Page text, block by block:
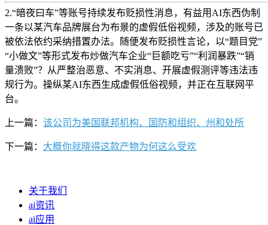
2.“暗夜曰车”等账号持续发布贬损性消息，有益用AI东西伪制
一条以某汽车品牌展台为布景的虚假低俗视频，涉及的账号已
被依法依约采纳措置办法。随便发布贬损性言论，以“题目党”
“小做文”等形式发布炒做汽车企业“巨额吃亏”“利润暴跌”“销
量溃败”？从严整治恶意、不实消息、开展虚假测评等违法违
规行为。操纵某AI东西生成虚假低俗视频，并正在互联网平
台。
上一篇： 该公司为美国联邦机构、国防和组织、州和处所
下一篇： 大概你就晓得这款产物为何这么受欢
关于我们
ai资讯
ai应用